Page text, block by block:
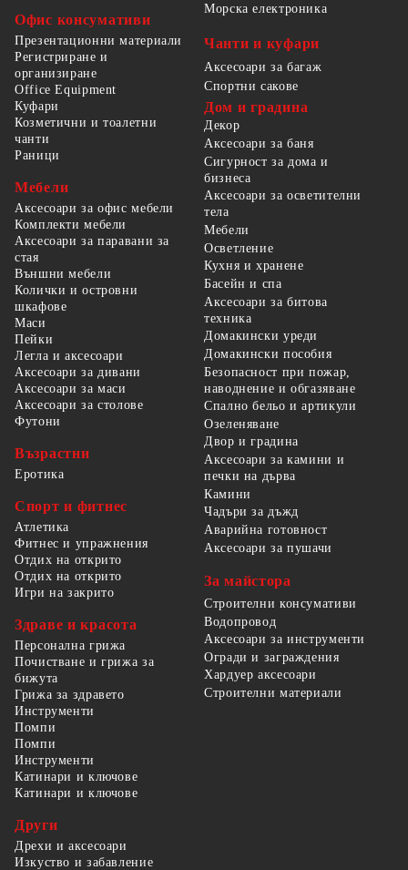
Офис консумативи
Презентационни материали
Регистриране и
организиране
Office Equipment
Морска електроника
Чанти и куфари
Аксесоари за багаж
Спортни сакове
Куфари
Козметични и тоалетни
чанти
Раници
Мебели
Аксесоари за офис мебели
Комплекти мебели
Аксесоари за паравани за
стая
Външни мебели
Колички и островни
шкафове
Маси
Пейки
Легла и аксесоари
Аксесоари за дивани
Аксесоари за маси
Аксесоари за столове
Футони
Възрастни
Еротика
Спорт и фитнес
Атлетика
Фитнес и упражнения
Отдих на открито
Отдих на открито
Игри на закрито
Здраве и красота
Персонална грижа
Почистване и грижа за
бижута
Грижа за здравето
Дом и градина
Декор
Аксесоари за баня
Сигурност за дома и
бизнеса
Аксесоари за осветителни
тела
Мебели
Осветление
Кухня и хранене
Басейн и спа
Аксесоари за битова
техника
Домакински уреди
Домакински пособия
Безопасност при пожар,
наводнение и обгазяване
Спално бельо и артикули
Озеленяване
Двор и градина
Аксесоари за камини и
печки на дърва
Камини
Чадъри за дъжд
Аварийна готовност
Аксесоари за пушачи
За майстора
Строителни консумативи
Водопровод
Аксесоари за инструменти
Огради и заграждения
Хардуер аксесоари
Строителни материали
Инструменти
Помпи
Помпи
Инструменти
Катинари и ключове
Катинари и ключове
Други
Дрехи и аксесоари
Изкуство и забавление